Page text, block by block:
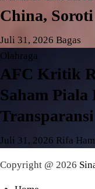
China,
Juli 31, 2026 Bagas
Olahraga
AFC Kritik
Saham Piala
Transparansi
Juli 31, 2026 Rifa
Copyright @ 2026